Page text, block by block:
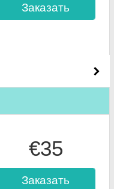
Заказать
€35
Заказать